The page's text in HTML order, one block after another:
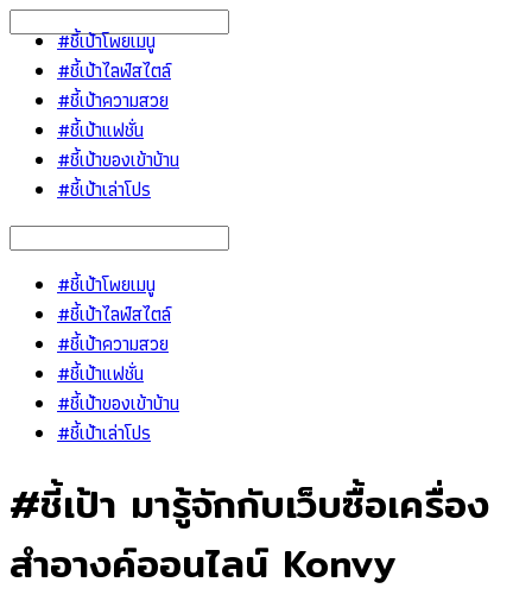
#ชี้เป้าโพยเมนู
#ชี้เป้าไลฟ์สไตล์
#ชี้เป้าความสวย
#ชี้เป้าแฟชั่น
#ชี้เป้าของเข้าบ้าน
#ชี้เป้าเล่าโปร
#ชี้เป้าโพยเมนู
#ชี้เป้าไลฟ์สไตล์
#ชี้เป้าความสวย
#ชี้เป้าแฟชั่น
#ชี้เป้าของเข้าบ้าน
#ชี้เป้าเล่าโปร
#ชี้เป้า มารู้จักกับเว็บซื้อเครื่อง
สำอางค์ออนไลน์ Konvy